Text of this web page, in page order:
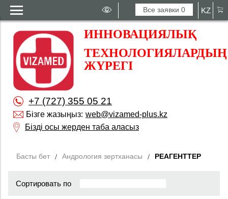
Все заявки0 KZ
ИННОВАЦИЯЛЫҚ
ТЕХНОЛОГИЯЛАРДЫҢ
ЖҮРЕГІ
+7 (727) 355 05 21
Бізге жазыңыз: web@vizamed-plus.kz
Бізді осы жерден таба аласыз
Басты бет Андрология зертханасы РЕАГЕНТТЕР
Сортировать по